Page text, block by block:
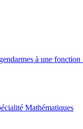
à une fonction
Mathématiques